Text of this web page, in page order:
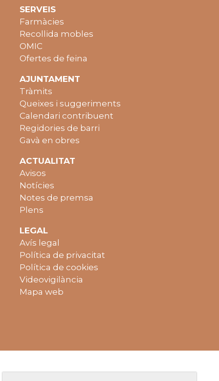
SERVEIS
Farmàcies
Recollida mobles
OMIC
Ofertes de feina
AJUNTAMENT
Tràmits
Queixes i suggeriments
Calendari contribuent
Regidories de barri
Gavà en obres
ACTUALITAT
Avisos
Notícies
Notes de premsa
Plens
LEGAL
Avís legal
Política de privacitat
Política de cookies
Videovigilància
Mapa web